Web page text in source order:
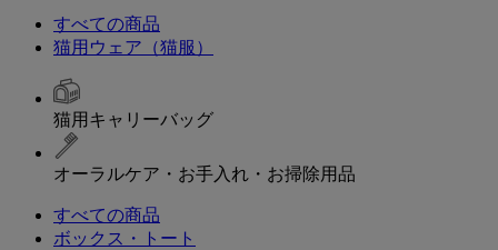
すべての商品
猫用ウェア（猫服）
猫用キャリーバッグ
オーラルケア・お手入れ・お掃除用品
すべての商品
ボックス・トート